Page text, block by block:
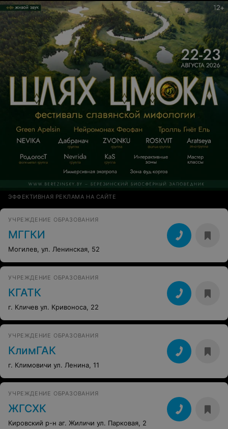
ЭФФЕКТИВНАЯ РЕКЛАМА НА САЙТЕ
УЧРЕЖДЕНИЕ ОБРАЗОВАНИЯ
МГГКИ
Могилев, ул. Ленинская, 52
УЧРЕЖДЕНИЕ ОБРАЗОВАНИЯ
КГАТК
г. Кличев ул. Кривоноса, 22
УЧРЕЖДЕНИЕ ОБРАЗОВАНИЯ
КлимГАК
г. Климовичи ул. Ленина, 11
УЧРЕЖДЕНИЕ ОБРАЗОВАНИЯ
ЖГСХК
Кировский р-н аг. Жиличи ул. Парковая, 2